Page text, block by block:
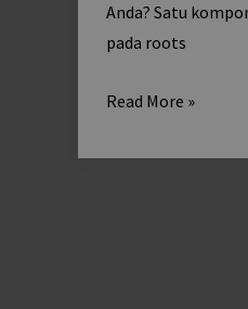
Anda? Satu
pada roots
Read More »